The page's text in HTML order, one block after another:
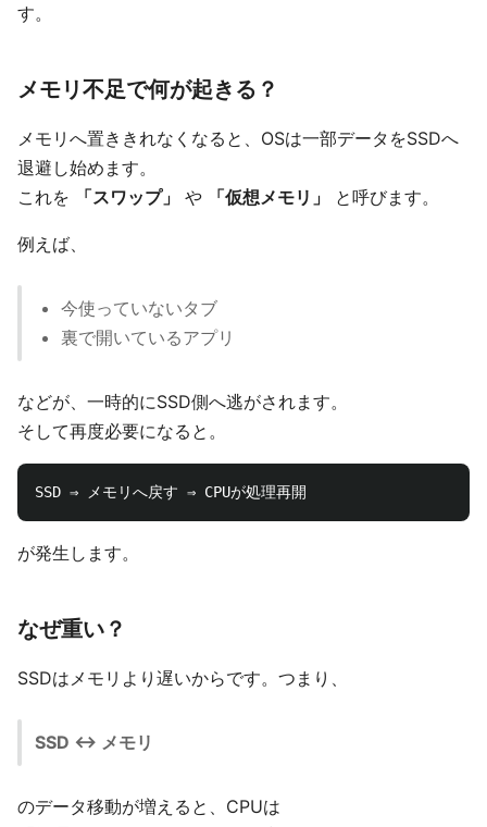
す。
メモリ不足で何が起きる？
メモリへ置ききれなくなると、OSは一部データをSSDへ
退避し始めます。
これを
「スワップ」 や 「仮想メモリ」 と呼びます。
例えば、
今使っていないタブ
裏で開いているアプリ
などが、一時的にSSD側へ逃がされます。
そして再度必要になると。
が発生します。
なぜ重い？
SSDはメモリより遅いからです。つまり、
SSD ↔ メモリ
のデータ移動が増えると、CPUは